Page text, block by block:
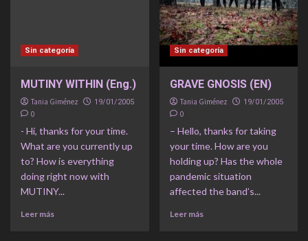
Sin categoría
MUTINY WITHIN (Eng.)
Tania Giménez 19/01/2005
0
- Hi, thanks for your time.
What are you currently up
to? How is everything
doing right now with
MUTINY...
Leer más
Sin categoría
GRAVE GNOSIS (EN)
Tania Giménez 19/01/2005
0
– Hello, thanks for taking
your time. How are you
holding up? Has the whole
pandemic situation
affected the band’s...
Leer más